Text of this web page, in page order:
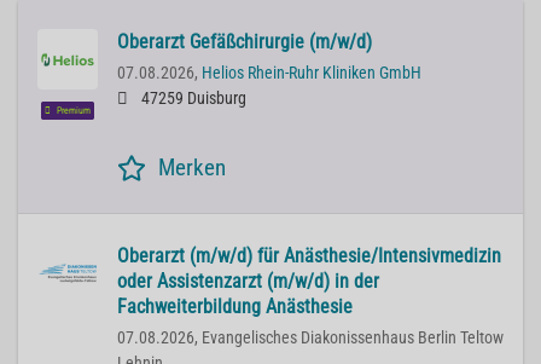
Premium
Oberarzt Gefäßchirurgie (m/w/d)
07.08.2026, Helios Rhein-Ruhr Kliniken GmbH
47259 Duisburg
Merken
Oberarzt (m/w/d) für Anästhesie/Intensivmedizin
oder Assistenzarzt (m/w/d) in der
Fachweiterbildung Anästhesie
07.08.2026, Evangelisches Diakonissenhaus Berlin Teltow